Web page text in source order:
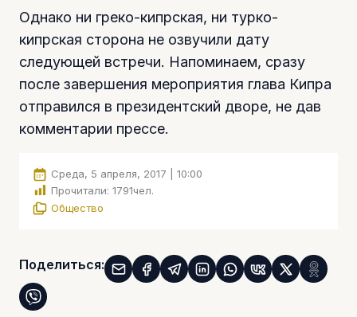
Однако ни греко-кипрская, ни турко-
кипрская сторона не озвучили дату
следующей встречи. Напоминаем, сразу
после завершения мероприятия глава Кипра
отправился в президентский дворе, не дав
комментарии прессе.
Среда, 5 апреля, 2017 | 10:00
Прочитали: 1791чел.
Общество
Поделиться: